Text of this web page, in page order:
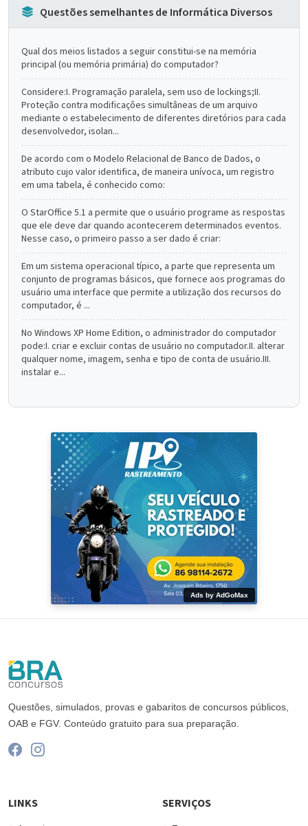
Questões semelhantes de Informática Diversos
Qual dos meios listados a seguir constitui-se na memória
principal (ou memória primária) do computador?
Considere:I. Programação paralela, sem uso de lockings;II.
Proteção contra modificaçôes simultâneas de um arquivo
mediante o estabelecimento de diferentes diretórios para cada
desenvolvedor, isolan...
De acordo com o Modelo Relacional de Banco de Dados, o
atributo cujo valor identifica, de maneira unívoca, um registro
em uma tabela, é conhecido como:
O StarOffice 5.1 a permite que o usuário programe as respostas
que ele deve dar quando acontecerem determinados eventos.
Nesse caso, o primeiro passo a ser dado é criar:
Em um sistema operacional típico, a parte que representa um
conjunto de programas básicos, que fornece aos programas do
usuário uma interface que permite a utilização dos recursos do
computador, é ...
No Windows XP Home Edition, o administrador do computador
pode:I. criar e excluir contas de usuário no computador.II. alterar
qualquer nome, imagem, senha e tipo de conta de usuário.III.
instalar e...
Ads by AdGoMax
Questões, simulados, provas e gabaritos de concursos públicos,
OAB e FGV. Conteúdo gratuito para sua preparação.
LINKS SERVIÇOS